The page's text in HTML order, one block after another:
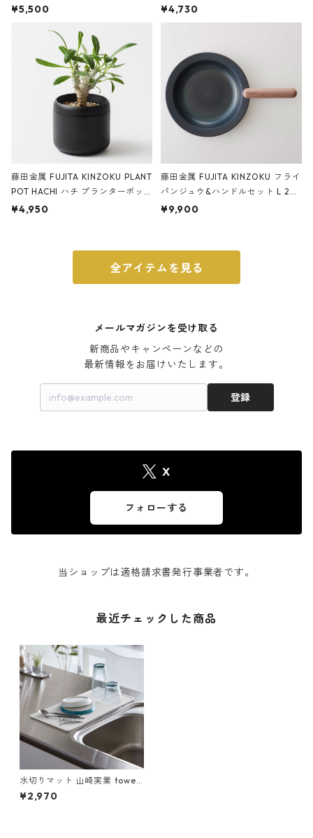
サンドカラー 石調 ideaco Station
¥5,500
石調 ideaco Umbrella Stand CUB
E ストーンサンドブラック
¥4,730
藤田金属 FUJITA KINZOKU PLANT
POT HACHI ハチ プランターポッ
ト 3号 ブラック
¥4,950
藤田金属 FUJITA KINZOKU フライ
パンジュウ&ハンドルセット L 24c
m ガス火・IH対応 鉄フライパン
¥9,900
全アイテムを見る
メールマガジンを受け取る
新商品やキャンペーンなどの
最新情報をお届けいたします。
登録
X
フォローする
当ショップは適格請求書発行事業者です。
最近チェックした商品
水切りマット 山崎実業 tower
タワー くるくるシリコーンド
ライマット ホワイト
¥2,970